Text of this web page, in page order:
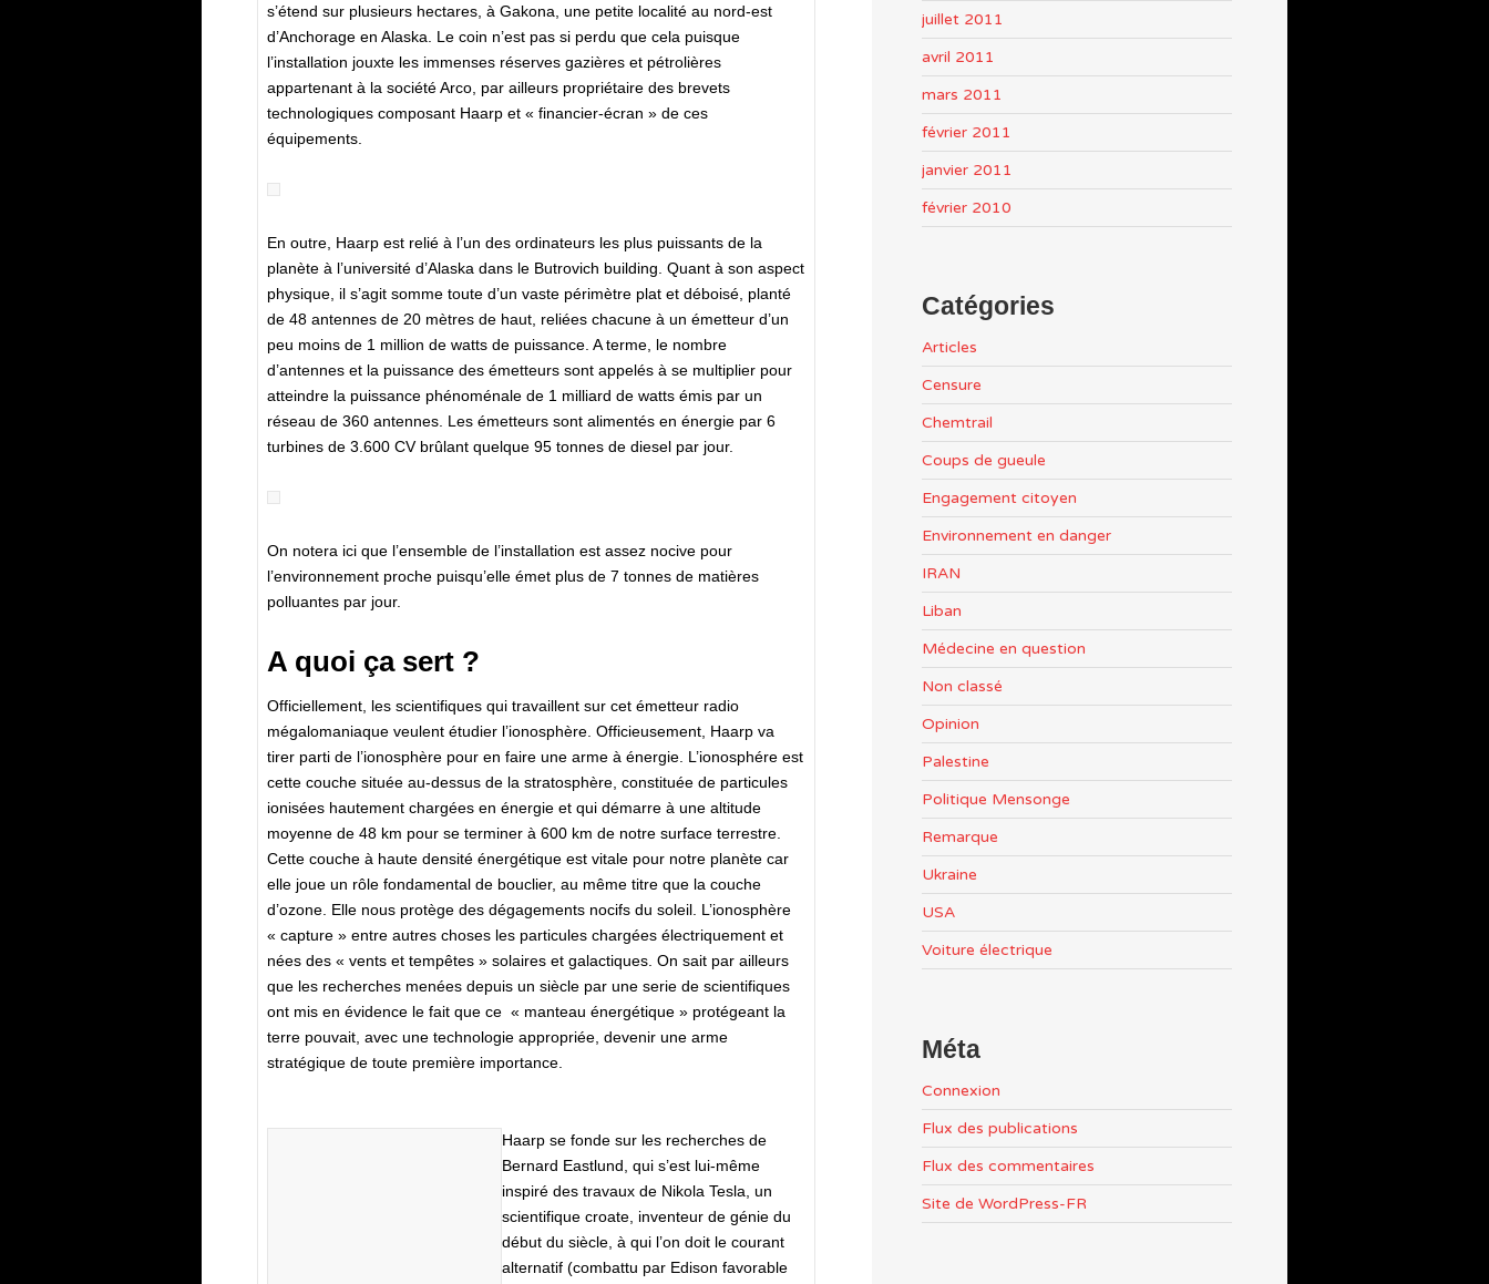
s’étend sur plusieurs hectares, à Gakona, une petite localité au nord-est
d’Anchorage en Alaska. Le coin n’est pas si perdu que cela puisque
l’installation jouxte les immenses réserves gazières et pétrolières
appartenant à la société Arco, par ailleurs propriétaire des brevets
technologiques composant Haarp et « financier-écran » de ces
équipements.
En outre, Haarp est relié à l’un des ordinateurs les plus puissants de la
planète à l’université d’Alaska dans le Butrovich building. Quant à son aspect
physique, il s’agit somme toute d’un vaste périmètre plat et déboisé, planté
de 48 antennes de 20 mètres de haut, reliées chacune à un émetteur d’un
peu moins de 1 million de watts de puissance. A terme, le nombre
d’antennes et la puissance des émetteurs sont appelés à se multiplier pour
atteindre la puissance phénoménale de 1 milliard de watts émis par un
réseau de 360 antennes. Les émetteurs sont alimentés en énergie par 6
turbines de 3.600 CV brûlant quelque 95 tonnes de diesel par jour.
On notera ici que l’ensemble de l’installation est assez nocive pour
l’environnement proche puisqu’elle émet plus de 7 tonnes de matières
polluantes par jour.
A quoi ça sert ?
Officiellement, les scientifiques qui travaillent sur cet émetteur radio
mégalomaniaque veulent étudier l’ionosphère. Officieusement, Haarp va
tirer parti de l’ionosphère pour en faire une arme à énergie. L’ionosphére est
cette couche située au-dessus de la stratosphère, constituée de particules
ionisées hautement chargées en énergie et qui démarre à une altitude
moyenne de 48 km pour se terminer à 600 km de notre surface terrestre.
Cette couche à haute densité énergétique est vitale pour notre planète car
elle joue un rôle fondamental de bouclier, au même titre que la couche
d’ozone. Elle nous protège des dégagements nocifs du soleil. L’ionosphère
« capture » entre autres choses les particules chargées électriquement et
nées des « vents et tempêtes » solaires et galactiques. On sait par ailleurs
que les recherches menées depuis un siècle par une serie de scientifiques
ont mis en évidence le fait que ce « manteau énergétique » protégeant la
terre pouvait, avec une technologie appropriée, devenir une arme
stratégique de toute première importance.
Haarp se fonde sur les recherches de
Bernard Eastlund, qui s’est lui-même
inspiré des travaux de Nikola Tesla, un
scientifique croate, inventeur de génie du
début du siècle, à qui l’on doit le courant
alternatif (combattu par Edison favorable
juillet 2011
avril 2011
mars 2011
février 2011
janvier 2011
février 2010
Catégories
Articles
Censure
Chemtrail
Coups de gueule
Engagement citoyen
Environnement en danger
IRAN
Liban
Médecine en question
Non classé
Opinion
Palestine
Politique Mensonge
Remarque
Ukraine
USA
Voiture électrique
Méta
Connexion
Flux des publications
Flux des commentaires
Site de WordPress-FR